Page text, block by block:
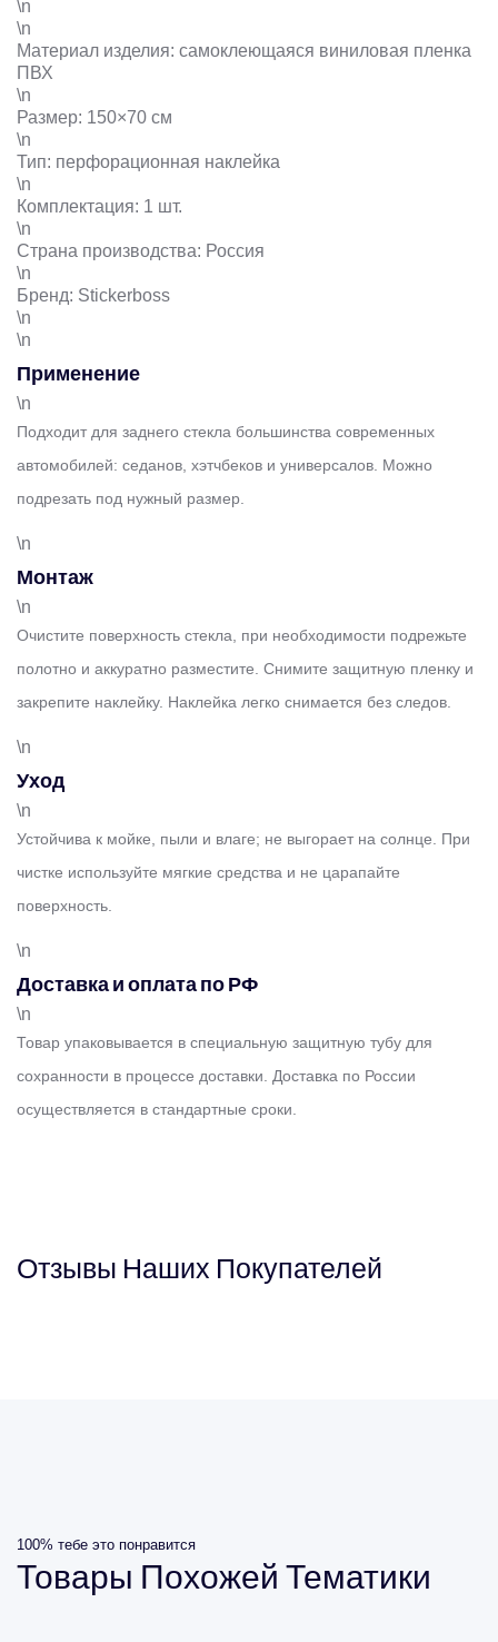
\n
\n
Материал изделия: самоклеющаяся виниловая пленка
ПВХ
\n
Размер: 150×70 см
\n
Тип: перфорационная наклейка
\n
Комплектация: 1 шт.
\n
Страна производства: Россия
\n
Бренд: Stickerboss
\n
\n
Применение
\n
Подходит для заднего стекла большинства современных
автомобилей: седанов, хэтчбеков и универсалов. Можно
подрезать под нужный размер.
\n
Монтаж
\n
Очистите поверхность стекла, при необходимости подрежьте
полотно и аккуратно разместите. Снимите защитную пленку и
закрепите наклейку. Наклейка легко снимается без следов.
\n
Уход
\n
Устойчива к мойке, пыли и влаге; не выгорает на солнце. При
чистке используйте мягкие средства и не царапайте
поверхность.
\n
Доставка и оплата по РФ
\n
Товар упаковывается в специальную защитную тубу для
сохранности в процессе доставки. Доставка по России
осуществляется в стандартные сроки.
Отзывы Наших Покупателей
100% тебе это понравится
Товары Похожей Тематики